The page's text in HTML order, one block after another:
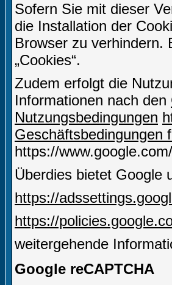
Sofern Sie mit dieser
die Installation der
Browser zu verhindern.
„Cookies“.
Zudem erfolgt die
Informationen nach den
Nutzungsbedingungen
Geschäftsbedingungen
https://
Überdies bietet Google
https://
https://
weitergehende
Google reCAPTCHA